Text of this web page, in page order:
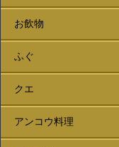
お飲物
ふぐ
クエ
アンコウ料理